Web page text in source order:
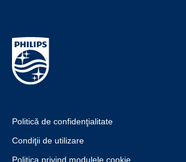
Politică de confidenţialitate
Condiţii de utilizare
Politica privind modulele cookie